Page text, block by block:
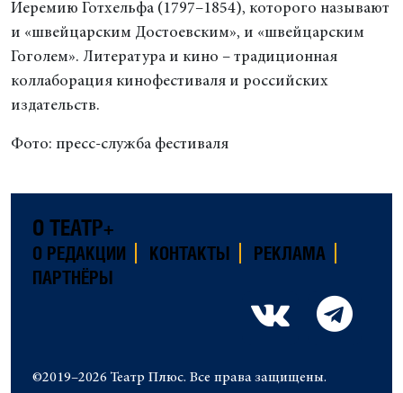
Иеремию Готхельфа (1797–1854), которого называют
и «швейцарским Достоевским», и «швейцарским
Гоголем». Литература и кино – традиционная
коллаборация кинофестиваля и российских
издательств.
Фото: пресс-служба фестиваля
О ТЕАТР+
О РЕДАКЦИИ КОНТАКТЫ
РЕКЛАМА
ПАРТНЁРЫ
©2019–2026 Театр Плюс. Все права защищены.